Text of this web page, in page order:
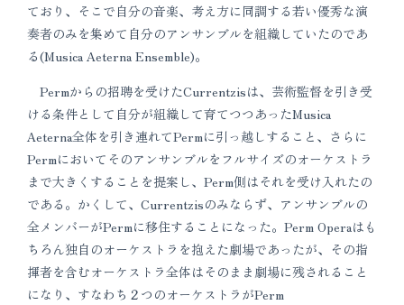
ており、そこで自分の音楽、考え方に同調する若い優秀な演
奏者のみを集めて自分のアンサンブルを組織していたのであ
る(Musica Aeterna Ensemble)。
Permからの招聘を受けたCurrentzisは、芸術監督を引き受
ける条件として自分が組織して育てつつあったMusica
Aeterna全体を引き連れてPermに引っ越しすること、さらに
Permにおいてそのアンサンブルをフルサイズのオーケストラ
まで大きくすることを提案し、Perm側はそれを受け入れたの
である。かくして、Currentzisのみならず、アンサンブルの
全メンバーがPermに移住することになった。Perm Operaはも
ちろん独自のオーケストラを抱えた劇場であったが、その指
揮者を含むオーケストラ全体はそのまま劇場に残されること
になり、すなわち２つのオーケストラがPerm